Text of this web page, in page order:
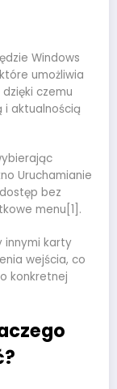
Windows
umożliwia
czemu
i aktualnością
Uruchamianie
bez
menu[1].
innymi karty
wejścia, co
konkretnej